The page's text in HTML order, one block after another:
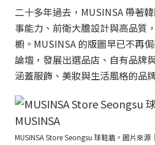
二十多年過去，MUSINSA 帶著
事能力、前衛大膽設計與高品質
櫥。MUSINSA 的版圖早已不再
論壇，發展出選品店、自有品牌
涵蓋服飾、美妝與生活風格的品
MUSINSA Store Seongsu 球鞋牆。圖片來源